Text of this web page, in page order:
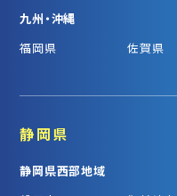
九州・沖縄
福岡県
佐賀県
静岡県
静岡県西部地域